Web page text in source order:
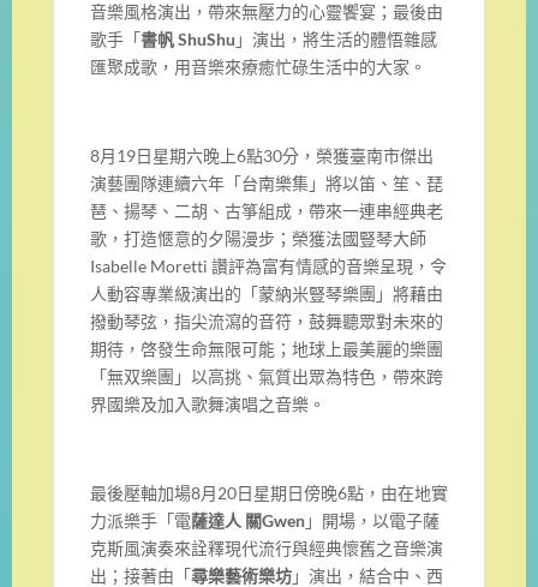
音樂風格演出，帶來無壓力的心靈饗宴；最後由
歌手「書帆 ShuShu 」演出，將生活的體悟雜感
匯聚成歌，用音樂來療癒忙碌生活中的大家。
8月19日星期六晚上6點30分，榮獲臺南市傑出
演藝團隊連續六年「台南樂集」將以笛、笙、琵
琶、揚琴、二胡、古箏組成，帶來一連串經典老
歌，打造愜意的夕陽漫步；榮獲法國豎琴大師
Isabelle Moretti 讚評為富有情感的音樂呈現，令
人動容專業級演出的「蒙納米豎琴樂團」將藉由
撥動琴弦，指尖流瀉的音符，鼓舞聽眾對未來的
期待，啓發生命無限可能；地球上最美麗的樂團
「無双樂團」以高挑、氣質出眾為特色，帶來跨
界國樂及加入歌舞演唱之音樂。
最後壓軸加場8月20日星期日傍晚6點，由在地實
力派樂手「電薩達人 關Gwen」開場，以電子薩
克斯風演奏來詮釋現代流行與經典懷舊之音樂演
出；接著由「尋樂藝術樂坊」演出，結合中、西